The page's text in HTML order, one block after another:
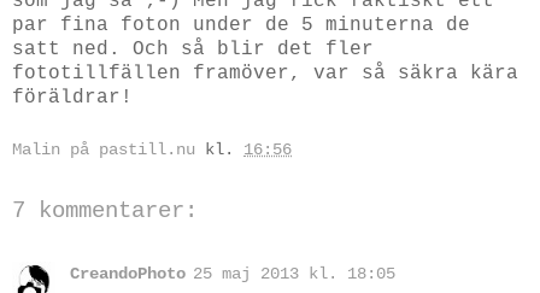
par fina foton under de 5 minuterna de
satt ned. Och så blir det fler
fototillfällen framöver, var så säkra kära
föräldrar!
Malin på pastill.nu kl. 16:56
7 kommentarer:
CreandoPhoto 25 maj 2013 kl. 18:05